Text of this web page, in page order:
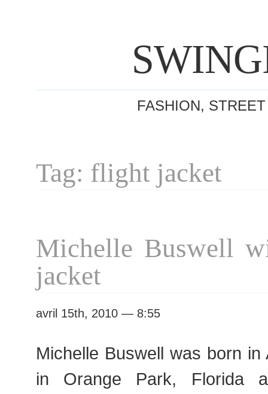
FASHION,
Tag: flight jacket
Michelle Buswell
jacket
avril 15th, 2010 — 8:55
Michelle Buswell was born in
in Orange Park, Florida